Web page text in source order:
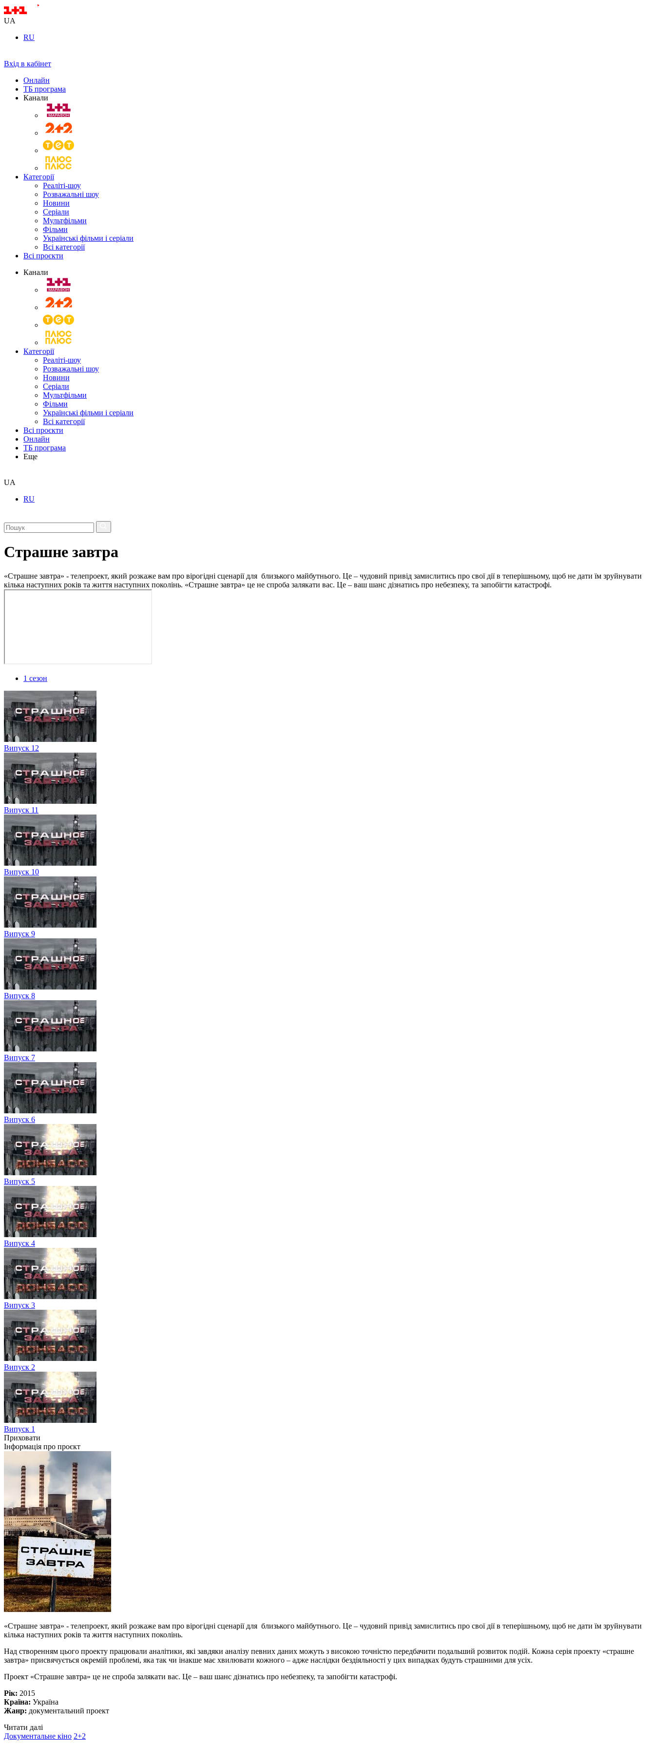
UA
RU
Вхід в кабінет
Онлайн
ТБ програма
Канали
Категорії
Реаліті-шоу
Розважальні шоу
Новини
Серіали
Мультфільми
Фільми
Українські фільми і серіали
Всі категорії
Всі проєкти
Канали
Категорії
Реаліті-шоу
Розважальні шоу
Новини
Серіали
Мультфільми
Фільми
Українські фільми і серіали
Всі категорії
Всі проєкти
Онлайн
ТБ програма
Еще
UA
RU
Страшне завтра
«Страшне завтра» - телепроект, який розкаже вам про вірогідні сценарії для близького майбутнього. Це – чудовий привід замислитись про свої дії в теперішньому, щоб не дати їм зруйнувати
кілька наступних років та життя наступних поколінь. «Страшне завтра» це не спроба залякати вас. Це – ваш шанс дізнатись про небезпеку, та запобігти катастрофі.
1 сезон
Випуск 12
Випуск 11
Випуск 10
Випуск 9
Випуск 8
Випуск 7
Випуск 6
Випуск 5
Випуск 4
Випуск 3
Випуск 2
Випуск 1
Приховати
Інформація про проєкт
«Страшне завтра» - телепроект, який розкаже вам про вірогідні сценарії для близького майбутнього. Це – чудовий привід замислитись про свої дії в теперішньому, щоб не дати їм зруйнувати
кілька наступних років та життя наступних поколінь.
Над створенням цього проекту працювали аналітики, які завдяки аналізу певних даних можуть з високою точністю передбачити подальший розвиток подій. Кожна серія проекту «страшне
завтра» присвячується окремій проблемі, яка так чи інакше має хвилювати кожного – адже наслідки бездіяльності у цих випадках будуть страшними для усіх.
Проект «Страшне завтра» це не спроба залякати вас. Це – ваш шанс дізнатись про небезпеку, та запобігти катастрофі.
Рік: 2015
Країна: Україна
Жанр: документальний проект
Читати далі
Документальне кіно 2+2